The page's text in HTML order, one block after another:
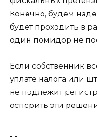
Конечно, будем
будет проходить в
один помидор не
Если собственник
уплате налога или
не подлежит
оспорить эти